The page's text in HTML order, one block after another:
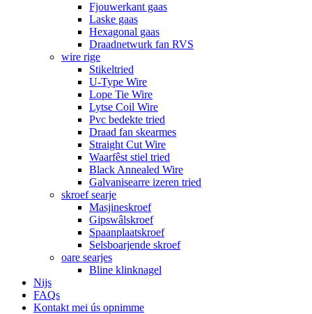
Fjouwerkant gaas
Laske gaas
Hexagonal gaas
Draadnetwurk fan RVS
wire rige
Stikeltried
U-Type Wire
Lope Tie Wire
Lytse Coil Wire
Pvc bedekte tried
Draad fan skearmes
Straight Cut Wire
Waarfêst stiel tried
Black Annealed Wire
Galvanisearre izeren tried
skroef searje
Masjineskroef
Gipswâlskroef
Spaanplaatskroef
Selsboarjende skroef
oare searjes
Bline klinknagel
Nijs
FAQs
Kontakt mei ús opnimme